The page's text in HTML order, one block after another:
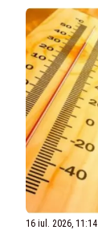
16 iul. 2026, 11:14